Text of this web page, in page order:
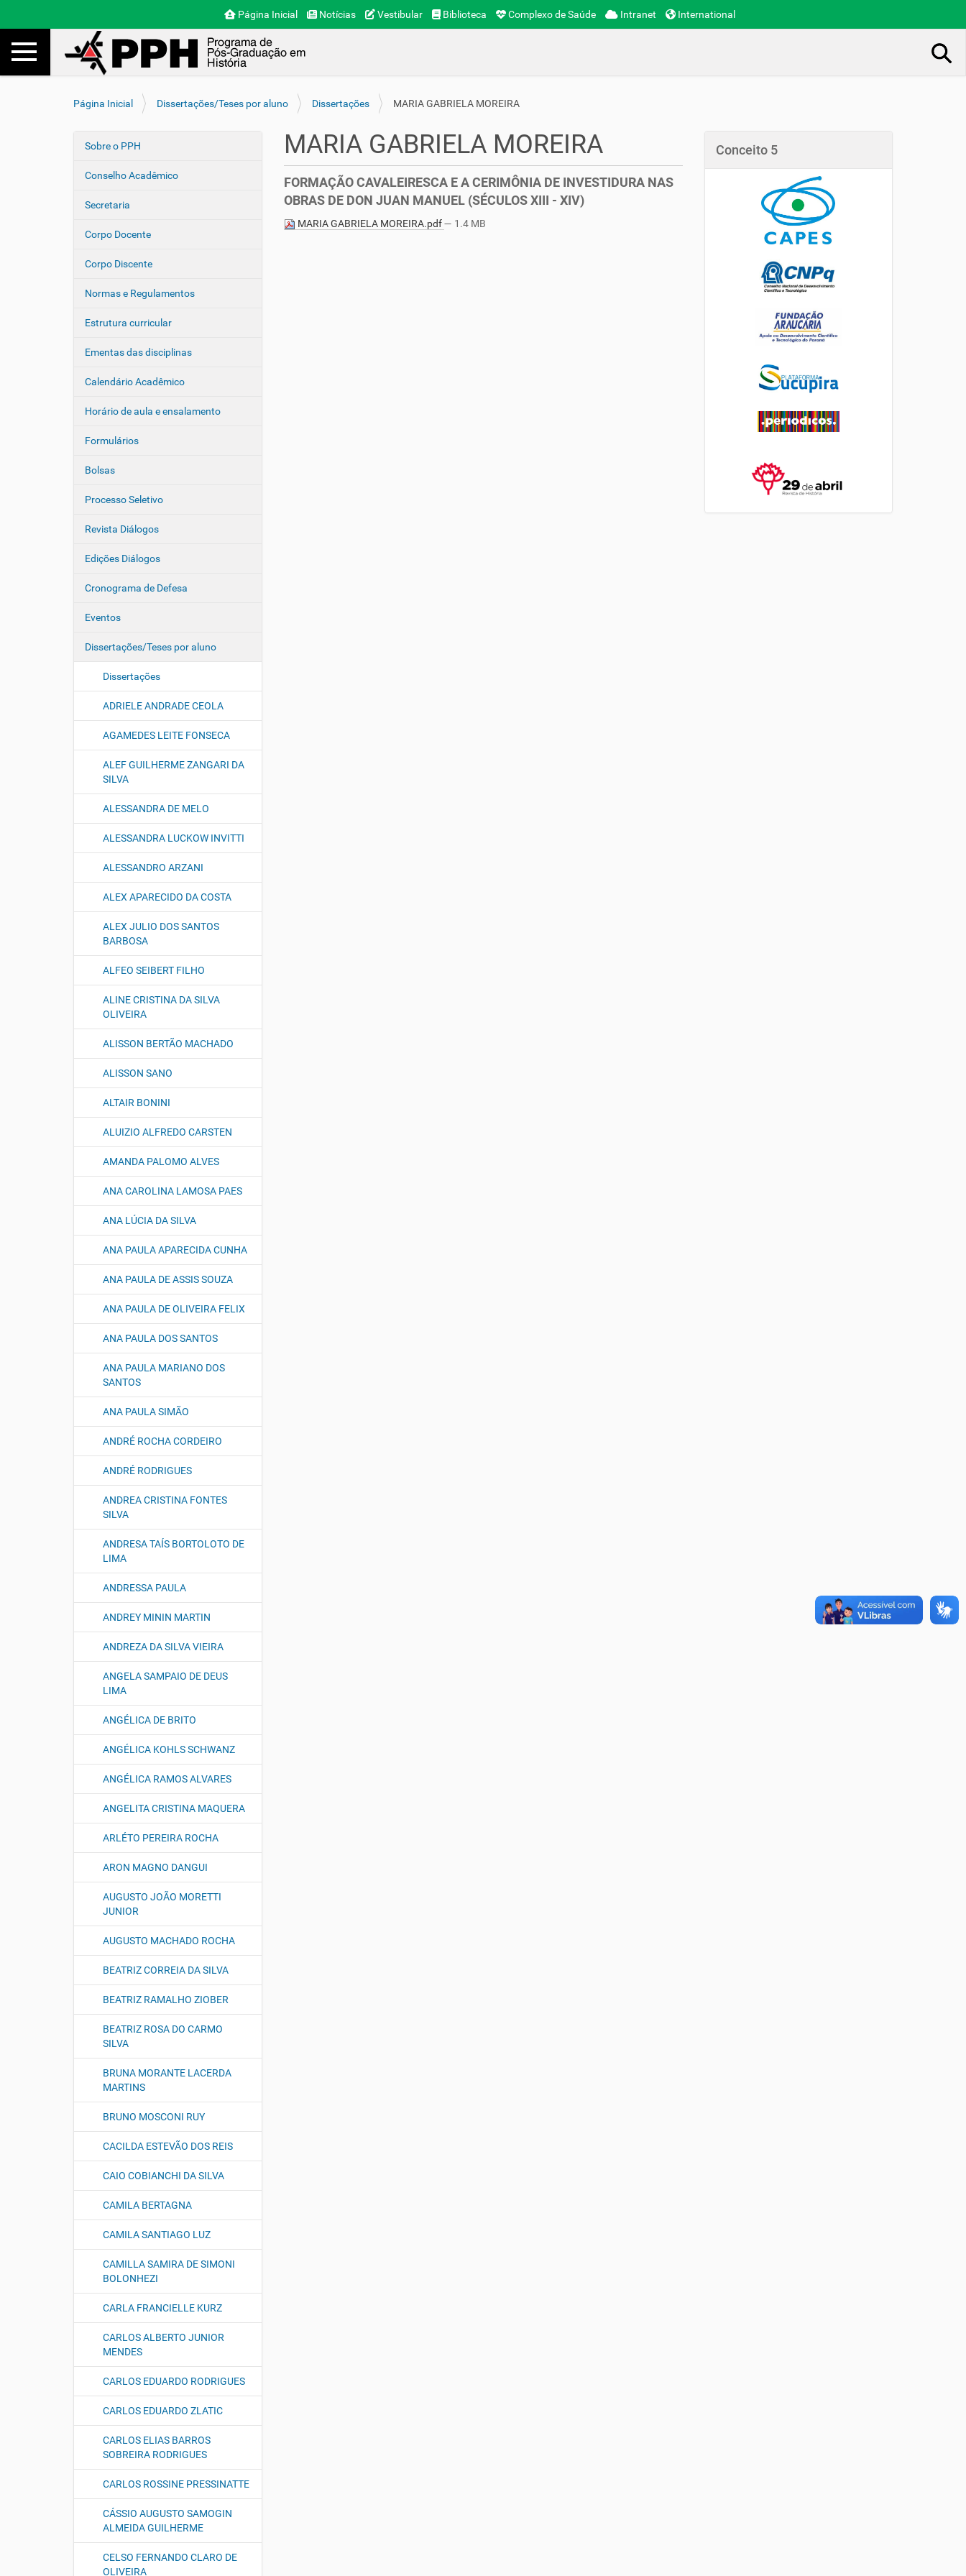
Página Inicial Notícias Vestibular Biblioteca Complexo de Saúde Intranet International
Toggle navigation Busca
V
Página Inicial Dissertações/Teses por aluno Dissertações MARIA GABRIELA MOREIRA
N
e
a
ç
o
Sobre o PPH
Conselho Acadêmico
Secretaria
Corpo Docente
Corpo Discente
Normas e Regulamentos
Estrutura curricular
Ementas das disciplinas
Calendário Acadêmico
Horário de aula e ensalamento
Formulários
Bolsas
Processo Seletivo
Revista Diálogos
Edições Diálogos
Cronograma de Defesa
Eventos
Dissertações/Teses por aluno
Dissertações
ADRIELE ANDRADE CEOLA
AGAMEDES LEITE FONSECA
ALEF GUILHERME ZANGARI DA
SILVA
ALESSANDRA DE MELO
ALESSANDRA LUCKOW INVITTI
ALESSANDRO ARZANI
ALEX APARECIDO DA COSTA
ALEX JULIO DOS SANTOS
BARBOSA
ALFEO SEIBERT FILHO
ALINE CRISTINA DA SILVA
OLIVEIRA
ALISSON BERTÃO MACHADO
ALISSON SANO
ALTAIR BONINI
ALUIZIO ALFREDO CARSTEN
AMANDA PALOMO ALVES
ANA CAROLINA LAMOSA PAES
ANA LÚCIA DA SILVA
ANA PAULA APARECIDA CUNHA
ANA PAULA DE ASSIS SOUZA
ANA PAULA DE OLIVEIRA FELIX
ANA PAULA DOS SANTOS
ANA PAULA MARIANO DOS
SANTOS
ANA PAULA SIMÃO
ANDRÉ ROCHA CORDEIRO
ANDRÉ RODRIGUES
ANDREA CRISTINA FONTES
SILVA
ANDRESA TAÍS BORTOLOTO DE
LIMA
ANDRESSA PAULA
ANDREY MININ MARTIN
ANDREZA DA SILVA VIEIRA
ANGELA SAMPAIO DE DEUS
LIMA
ANGÉLICA DE BRITO
ANGÉLICA KOHLS SCHWANZ
ANGÉLICA RAMOS ALVARES
ANGELITA CRISTINA MAQUERA
ARLÉTO PEREIRA ROCHA
ARON MAGNO DANGUI
AUGUSTO JOÃO MORETTI
JUNIOR
AUGUSTO MACHADO ROCHA
BEATRIZ CORREIA DA SILVA
BEATRIZ RAMALHO ZIOBER
BEATRIZ ROSA DO CARMO
SILVA
BRUNA MORANTE LACERDA
MARTINS
BRUNO MOSCONI RUY
CACILDA ESTEVÃO DOS REIS
CAIO COBIANCHI DA SILVA
CAMILA BERTAGNA
CAMILA SANTIAGO LUZ
CAMILLA SAMIRA DE SIMONI
BOLONHEZI
CARLA FRANCIELLE KURZ
CARLOS ALBERTO JUNIOR
MENDES
CARLOS EDUARDO RODRIGUES
CARLOS EDUARDO ZLATIC
CARLOS ELIAS BARROS
SOBREIRA RODRIGUES
CARLOS ROSSINE PRESSINATTE
CÁSSIO AUGUSTO SAMOGIN
ALMEIDA GUILHERME
CELSO FERNANDO CLARO DE
OLIVEIRA
MARIA GABRIELA MOREIRA
FORMAÇÃO CAVALEIRESCA E A CERIMÔNIA DE INVESTIDURA NAS
OBRAS DE DON JUAN MANUEL (SÉCULOS XIII - XIV)
MARIA GABRIELA MOREIRA.pdf— 1.4 MB
Conceito 5